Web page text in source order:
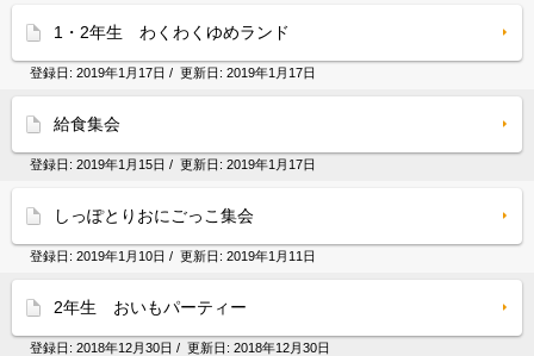
1・2年生 わくわくゆめランド
登録日: 2019年1月17日 / 更新日: 2019年1月17日
給食集会
登録日: 2019年1月15日 / 更新日: 2019年1月17日
しっぽとりおにごっこ集会
登録日: 2019年1月10日 / 更新日: 2019年1月11日
2年生 おいもパーティー
登録日: 2018年12月30日 / 更新日: 2018年12月30日